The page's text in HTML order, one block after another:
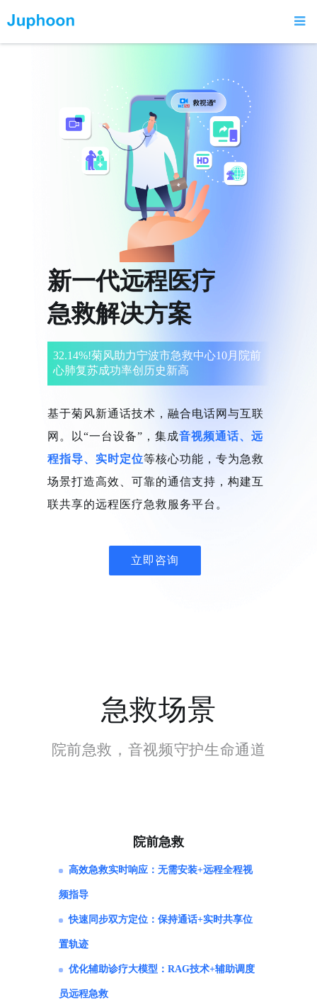
新一代远程医疗
急救解决方案
32.14%!菊风助力宁波市急救中心10月院前
心肺复苏成功率创历史新高
基于菊风新通话技术，融合电话网与互联
网。以“一台设备”，集成音视频通话、远
程指导、实时定位等核心功能，专为急救
场景打造高效、可靠的通信支持，构建互
联共享的远程医疗急救服务平台。
立即咨询
急救场景
院前急救，音视频守护生命通道
院前急救
高效急救实时响应：无需安装+远程全程视
频指导
快速同步双方定位：保持通话+实时共享位
置轨迹
优化辅助诊疗大模型：RAG技术+辅助调度
员远程急救